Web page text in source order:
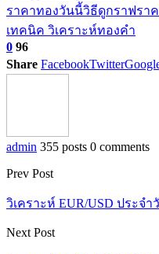
ราคาทองวันนี้วิธีดูกราฟรา
เทคนิค วิเคราะห์ทองคำ
0 96
Share FacebookTwitter
admin 355 posts 0 comments
Prev Post
วิเคราะห์ EUR/USD ประจ
Next Post